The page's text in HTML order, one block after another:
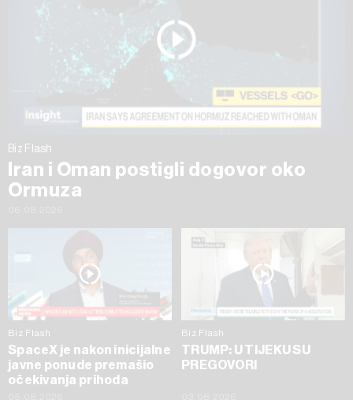
Biz Flash
Iran i Oman postigli dogovor oko
Ormuza
Biz Flash
SpaceX je nakon inicijalne
javne ponude premašio
očekivanja prihoda
Biz Flash
TRUMP: U TIJEKU SU
PREGOVORI